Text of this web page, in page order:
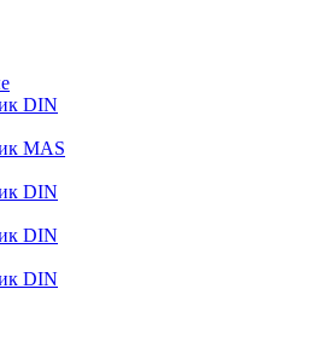
DIN
MAS
DIN
DIN
DIN